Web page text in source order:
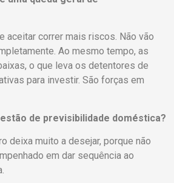
aceitar correr mais riscos. Não vão
Ao mesmo tempo, as
o que leva os detentores de
para investir. São forças em
de previsibilidade doméstica?
deixa muito a desejar, porque não
em dar sequência ao